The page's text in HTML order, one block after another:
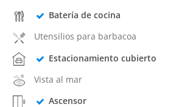
Batería de cocina
Utensilios para barbacoa
Estacionamiento cubierto
Vista al mar
Ascensor